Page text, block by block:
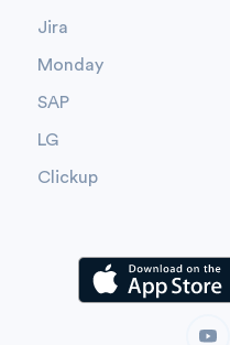
Jira
Monday
SAP
LG
Clickup